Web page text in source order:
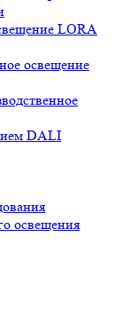
LORA
освещение
DALI
освещения